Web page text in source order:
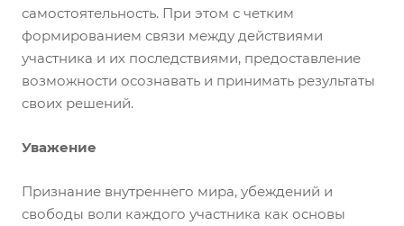
самостоятельность. При этом с четким
формированием связи между действиями
участника и их последствиями, предоставление
возможности осознавать и принимать результаты
своих решений.
Уважение
Признание внутреннего мира, убеждений и
свободы воли каждого участника как основы